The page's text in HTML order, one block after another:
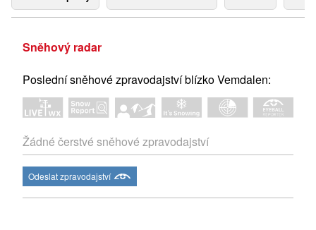
Sněhový radar
Poslední sněhové zpravodajství blízko Vemdalen:
Žádné čerstvé sněhové zpravodajství
Odeslat zpravodajství